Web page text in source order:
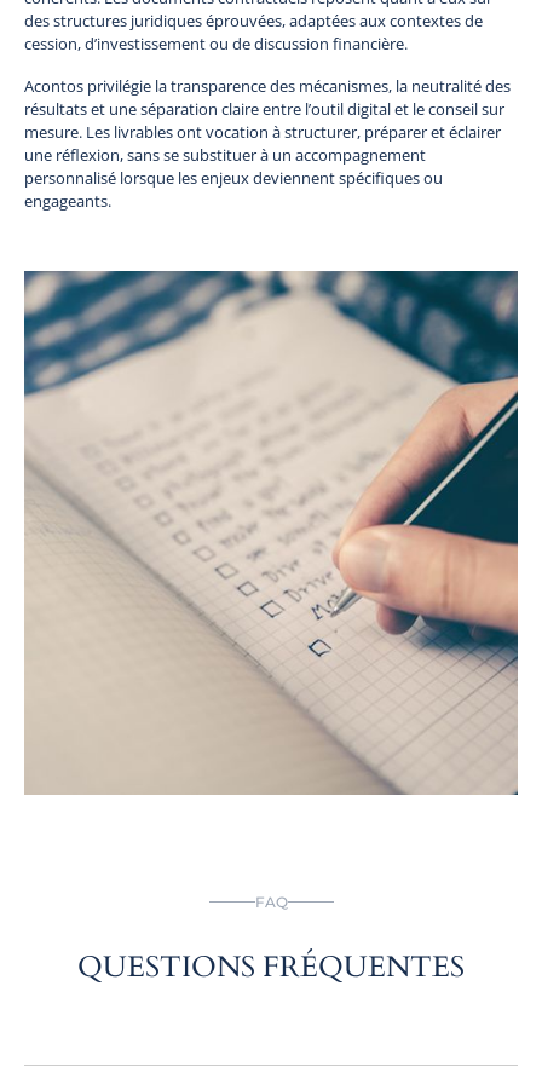
des structures juridiques éprouvées, adaptées aux contextes de
cession, d’investissement ou de discussion financière.
Acontos privilégie la transparence des mécanismes, la neutralité des
résultats et une séparation claire entre l’outil digital et le conseil sur
mesure. Les livrables ont vocation à structurer, préparer et éclairer
une réflexion, sans se substituer à un accompagnement
personnalisé lorsque les enjeux deviennent spécifiques ou
engageants.
FAQ
QUESTIONS FRÉQUENTES